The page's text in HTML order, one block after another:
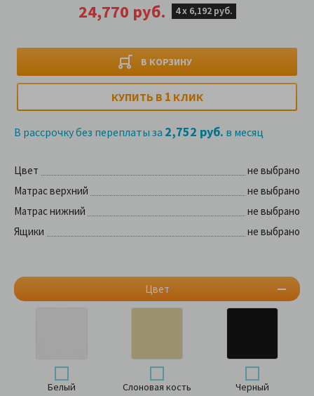
24,770 руб. 4 х 6,192 руб.
В КОРЗИНУ
КУПИТЬ В 1 КЛИК
В рассрочку без переплаты за 2,752 руб. в месяц
Цвет
не выбрано
Матрас верхний
не выбрано
Матрас нижний
не выбрано
Ящики
не выбрано
Цвет
Белый Слоновая кость Черный